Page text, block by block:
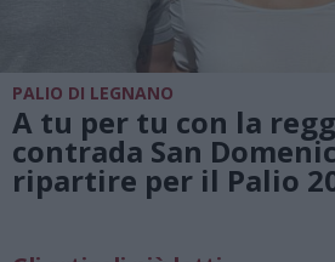
PALIO DI LEGNANO
A tu per tu con la
contrada San
ripartire per il Palio